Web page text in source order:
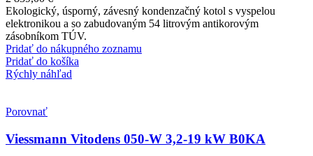
Ekologický, úsporný, závesný kondenzačný kotol s vyspelou
elektronikou a so zabudovaným 54 litrovým antikorovým
zásobníkom TÚV.
Pridať do nákupného zoznamu
Pridať do košíka
Rýchly náhľad
Porovnať
Viessmann Vitodens 050-W 3,2-19 kW B0KA